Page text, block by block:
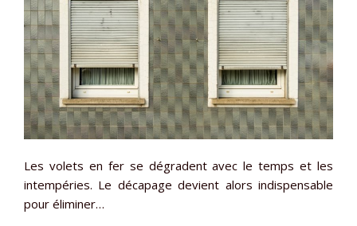
Les volets en fer se dégradent avec le temps et les
intempéries. Le décapage devient alors indispensable
pour éliminer…